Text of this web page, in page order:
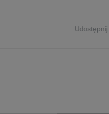
Udostępnij